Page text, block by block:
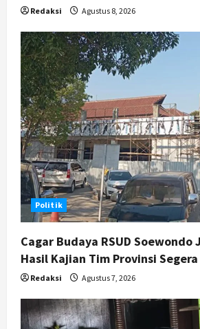
Redaksi Agustus 8, 2026
Politik
Cagar Budaya RSUD
Hasil Kajian Tim Provinsi
Redaksi Agustus 7, 2026